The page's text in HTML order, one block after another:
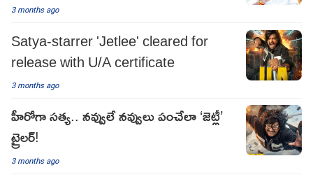
3 months ago
Satya-starrer 'Jetlee' cleared for
release with U/A certificate
3 months ago
హీరోగా సత్య.. నవ్వులే నవ్వులు పంచేలా ‘జెట్లీ’
ట్రైలర్!
3 months ago